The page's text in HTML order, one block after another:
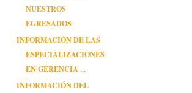
NUESTROS
EGRESADOS
INFORMACIÓN DE LAS
ESPECIALIZACIONES
EN GERENCIA ...
INFORMACIÓN DEL